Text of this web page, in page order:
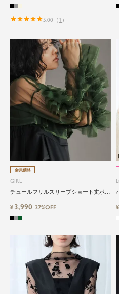
5.00 （ 1 ）
会員価格
GIRL
チュールフリルスリーブショート丈ボレ
¥ 3,990 27%OFF ¥